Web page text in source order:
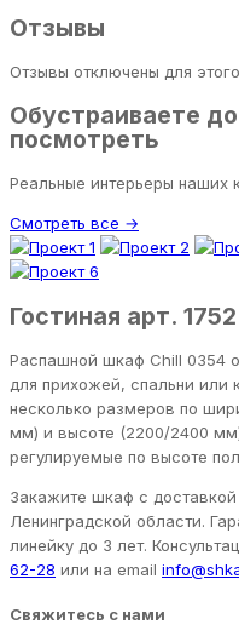
Отзывы
Отзывы отключены для
Обустраиваете
посмотреть
Реальные интерьеры наших
Смотреть все →
Гостиная арт. 1752
Распашной шкаф Chill 0354
для прихожей, спальни
несколько размеров по
мм) и высоте (2200/2400
регулируемые по высоте
Закажите шкаф с
Ленинградской области.
линейку до 3 лет.
62-28 или на email
Свяжитесь с нами